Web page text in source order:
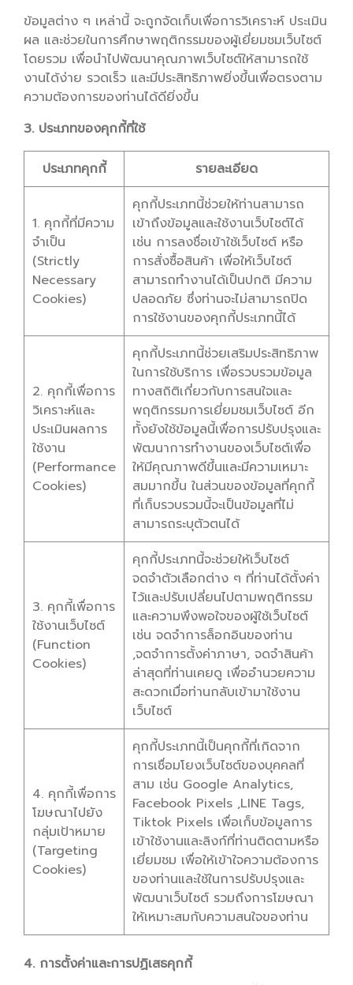
ข้อมูลต่าง ๆ เหล่านี้ จะถูกจัดเก็บเพื่อการวิเคราะห์ ประเมิน
ผล และช่วยในการศึกษาพฤติกรรมของผู้เยี่ยมชมเว็บไซต์
โดยรวม เพื่อนำไปพัฒนาคุณภาพเว็บไซต์ให้สามารถใช้
งานได้ง่าย รวดเร็ว และมีประสิทธิภาพยิ่งขึ้นเพื่อตรงตาม
ความต้องการของท่านได้ดียิ่งขึ้น
3. ประเภทของคุกกี้ที่ใช้
ประเภทคุกกี้ รายละเอียด
1. คุกกี้ที่มีความ
จำเป็น
(Strictly
Necessary
Cookies)
คุกกี้ประเภทนี้ช่วยให้ท่านสามารถ
เข้าถึงข้อมูลและใช้งานเว็บไซต์ได้
เช่น การลงชื่อเข้าใช้เว็บไซต์ หรือ
การสั่งซื้อสินค้า เพื่อให้เว็บไซต์
สามารถทำงานได้เป็นปกติ มีความ
ปลอดภัย ซึ่งท่านจะไม่สามารถปิด
การใช้งานของคุกกี้ประเภทนี้ได้
2. คุกกี้เพื่อการ
วิเคราะห์และ
ประเมินผลการ
ใช้งาน
(Performance
Cookies)
คุกกี้ประเภทนี้ช่วยเสริมประสิทธิภาพ
ในการใช้บริการ เพื่อรวบรวมข้อมูล
ทางสถิติเกี่ยวกับการสนใจและ
พฤติกรรมการเยี่ยมชมเว็บไซต์ อีก
ทั้งยังใช้ข้อมูลนี้เพื่อการปรับปรุงและ
พัฒนาการทำงานของเว็บไซต์เพื่อ
ให้มีคุณภาพดีขึ้นและมีความเหมาะ
สมมากขึ้น ในส่วนของข้อมูลที่คุกกี้
ที่เก็บรวบรวมนี้จะเป็นข้อมูลที่ไม่
สามารถระบุตัวตนได้
3. คุกกี้เพื่อการ
ใช้งานเว็บไซต์
(Function
Cookies)
คุกกี้ประเภทนี้จะช่วยให้เว็บไซต์
จดจำตัวเลือกต่าง ๆ ที่ท่านได้ตั้งค่า
ไว้และปรับเปลี่ยนไปตามพฤติกรรม
และความพึงพอใจของผู้ใช้เว็บไซต์
เช่น จดจำการล็อกอินของท่าน
,จดจำการตั้งค่าภาษา, จดจำสินค้า
ล่าสุดที่ท่านเคยดู เพื่ออำนวยความ
สะดวกเมื่อท่านกลับเข้ามาใช้งาน
เว็บไซต์
4. คุกกี้เพื่อการ
โฆษณาไปยัง
กลุ่มเป้าหมาย
(Targeting
Cookies)
คุกกี้ประเภทนี้เป็นคุกกี้ที่เกิดจาก
การเชื่อมโยงเว็บไซต์ของบุคคลที่
สาม เช่น Google Analytics,
Facebook Pixels ,LINE Tags,
Tiktok Pixels เพื่อเก็บข้อมูลการ
เข้าใช้งานและลิงก์ที่ท่านติดตามหรือ
เยี่ยมชม เพื่อให้เข้าใจความต้องการ
ของท่านและใช้ในการปรับปรุงและ
พัฒนาเว็บไซต์ รวมถึงการโฆษณา
ให้เหมาะสมกับความสนใจของท่าน
4. การตั้งค่าและการปฏิเสธคุกกี้